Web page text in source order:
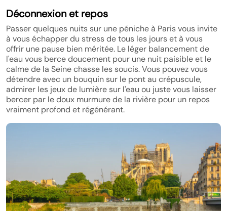
Déconnexion et repos
Passer quelques nuits sur une péniche à Paris vous invite
à vous échapper du stress de tous les jours et à vous
offrir une pause bien méritée. Le léger balancement de
l'eau vous berce doucement pour une nuit paisible et le
calme de la Seine chasse les soucis. Vous pouvez vous
détendre avec un bouquin sur le pont au crépuscule,
admirer les jeux de lumière sur l'eau ou juste vous laisser
bercer par le doux murmure de la rivière pour un repos
vraiment profond et régénérant.